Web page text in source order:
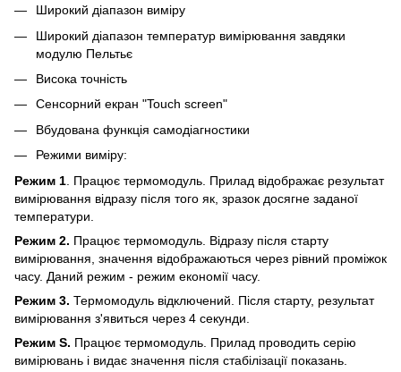
​​Широкий діапазон виміру
Широкий діапазон температур вимірювання завдяки
модулю Пельтьє
Висока точність
Сенсорний екран "Touch screen"
Вбудована функція самодіагностики
Режими виміру:
Режим 1 . Працює термомодуль. Прилад відображає результат
вимірювання відразу після того як, зразок досягне заданої
температури.
Режим 2. Працює термомодуль. Відразу після старту
вимірювання, значення відображаються через рівний проміжок
часу. Даний режим - режим економії часу.
Режим 3. Термомодуль відключений. Після старту, результат
вимірювання з'явиться через 4 секунди.
Режим S. Працює термомодуль. Прилад проводить серію
вимірювань і видає значення після стабілізації показань.